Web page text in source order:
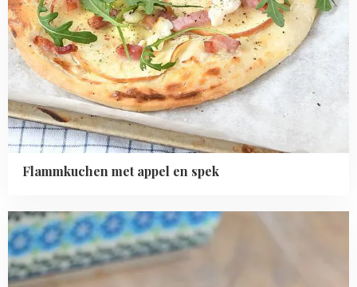
Flammkuchen met appel en spek
Read
more
about
Honig